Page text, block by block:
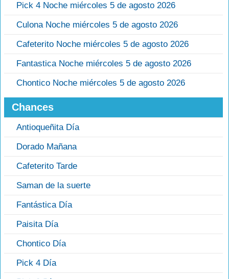
Pick 4 Noche miércoles 5 de agosto 2026
Culona Noche miércoles 5 de agosto 2026
Cafeterito Noche miércoles 5 de agosto 2026
Fantastica Noche miércoles 5 de agosto 2026
Chontico Noche miércoles 5 de agosto 2026
Chances
Antioqueñita Día
Dorado Mañana
Cafeterito Tarde
Saman de la suerte
Fantástica Día
Paisita Día
Chontico Día
Pick 4 Día